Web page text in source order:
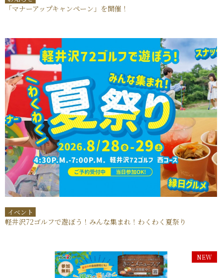
「マナーアップキャンペーン」を開催！
イベント
軽井沢72ゴルフで遊ぼう！みんな集まれ！わくわく夏祭り
NEW